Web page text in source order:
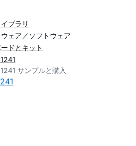
ブラリ
ェア／ソフトウェア
ドとキット
サンプルと購入